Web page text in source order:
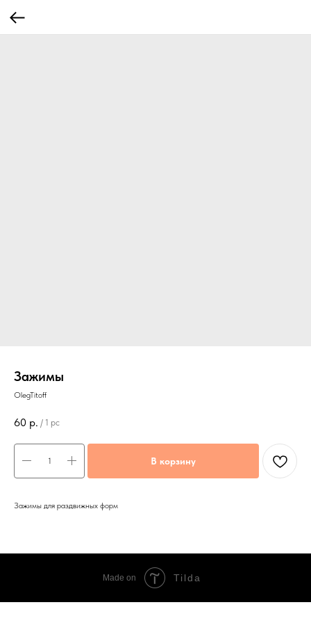
Зажимы
OlegTitoff
60 р. / 1 pc
В корзину
Зажимы для раздвижных форм
Made on Tilda